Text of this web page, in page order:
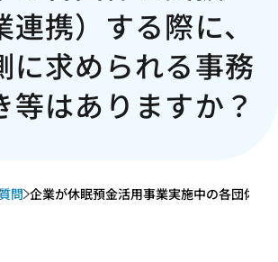
連携）する際に、
に求められる事務
等はありますか？
問 企業が休眠預金活用事業実施中の各団体を